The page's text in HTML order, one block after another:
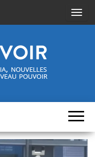
A
r
m